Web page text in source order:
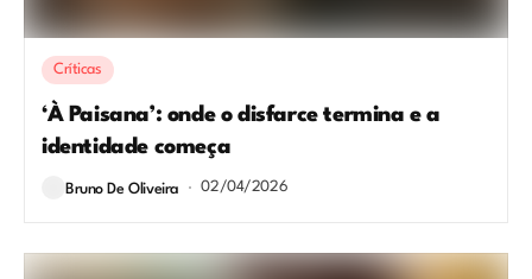
Críticas
‘À Paisana’: onde o disfarce termina e a
identidade começa
Bruno De Oliveira 02/04/2026